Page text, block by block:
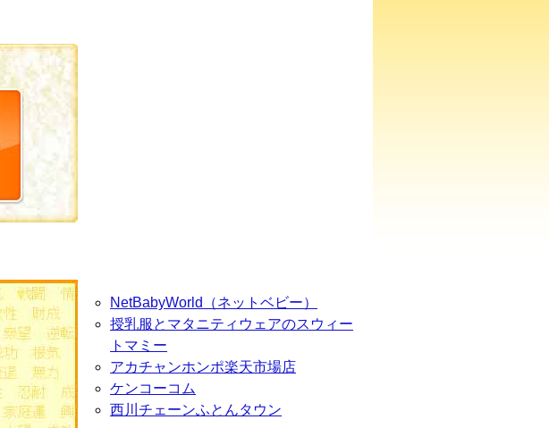
NetBabyWorld（ネットベビー）
授乳服とマタニティウェアのスウィー
トマミー
アカチャンホンポ楽天市場店
ケンコーコム
西川チェーンふとんタウン